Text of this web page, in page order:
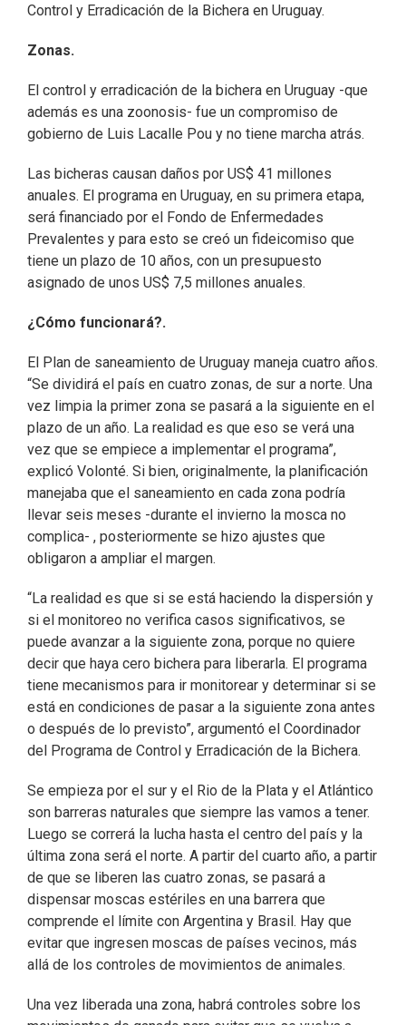
Control y Erradicación de la Bichera en Uruguay.
Zonas.
El control y erradicación de la bichera en Uruguay -que
además es una zoonosis- fue un compromiso de
gobierno de Luis Lacalle Pou y no tiene marcha atrás.
Las bicheras causan daños por US$ 41 millones
anuales. El programa en Uruguay, en su primera etapa,
será financiado por el Fondo de Enfermedades
Prevalentes y para esto se creó un fideicomiso que
tiene un plazo de 10 años, con un presupuesto
asignado de unos US$ 7,5 millones anuales.
¿Cómo funcionará?.
El Plan de saneamiento de Uruguay maneja cuatro años.
“Se dividirá el país en cuatro zonas, de sur a norte. Una
vez limpia la primer zona se pasará a la siguiente en el
plazo de un año. La realidad es que eso se verá una
vez que se empiece a implementar el programa”,
explicó Volonté. Si bien, originalmente, la planificación
manejaba que el saneamiento en cada zona podría
llevar seis meses -durante el invierno la mosca no
complica- , posteriormente se hizo ajustes que
obligaron a ampliar el margen.
“La realidad es que si se está haciendo la dispersión y
si el monitoreo no verifica casos significativos, se
puede avanzar a la siguiente zona, porque no quiere
decir que haya cero bichera para liberarla. El programa
tiene mecanismos para ir monitorear y determinar si se
está en condiciones de pasar a la siguiente zona antes
o después de lo previsto”, argumentó el Coordinador
del Programa de Control y Erradicación de la Bichera.
Se empieza por el sur y el Rio de la Plata y el Atlántico
son barreras naturales que siempre las vamos a tener.
Luego se correrá la lucha hasta el centro del país y la
última zona será el norte. A partir del cuarto año, a partir
de que se liberen las cuatro zonas, se pasará a
dispensar moscas estériles en una barrera que
comprende el límite con Argentina y Brasil. Hay que
evitar que ingresen moscas de países vecinos, más
allá de los controles de movimientos de animales.
Una vez liberada una zona, habrá controles sobre los